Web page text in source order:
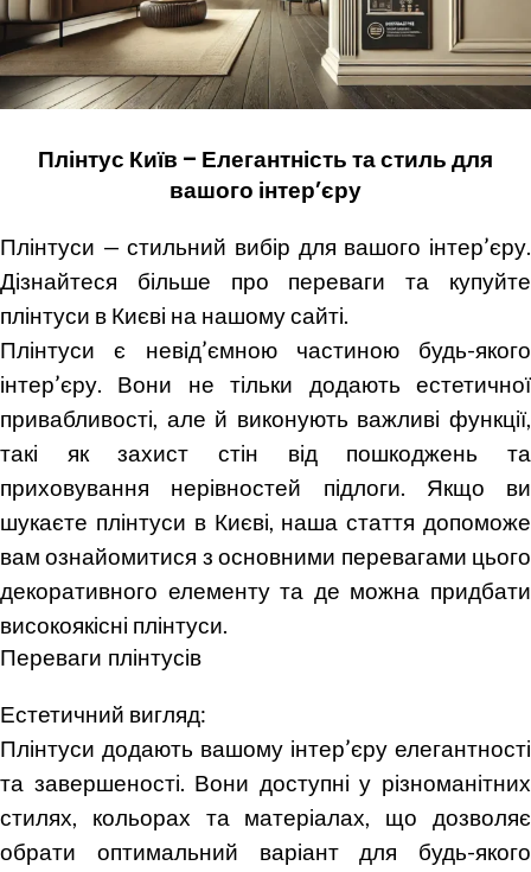
Плінтус Київ – Елегантність та стиль для
вашого інтер’єру
Плінтуси — стильний вибір для вашого інтер’єру.
Дізнайтеся більше про переваги та купуйте
плінтуси в Києві на нашому сайті.
Плінтуси є невід’ємною частиною будь-якого
інтер’єру. Вони не тільки додають естетичної
привабливості, але й виконують важливі функції,
такі як захист стін від пошкоджень та
приховування нерівностей підлоги. Якщо ви
шукаєте плінтуси в Києві, наша стаття допоможе
вам ознайомитися з основними перевагами цього
декоративного елементу та де можна придбати
високоякісні плінтуси.
Переваги плінтусів
Естетичний вигляд:
Плінтуси додають вашому інтер’єру елегантності
та завершеності. Вони доступні у різноманітних
стилях, кольорах та матеріалах, що дозволяє
обрати оптимальний варіант для будь-якого